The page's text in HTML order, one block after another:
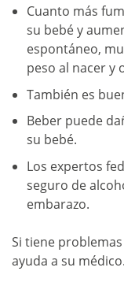
Cuanto más
su bebé y
espontáneo,
peso al nacer y
También es
Beber puede
su bebé.
Los expertos
seguro de
embarazo.
Si tiene
ayuda a su médico.